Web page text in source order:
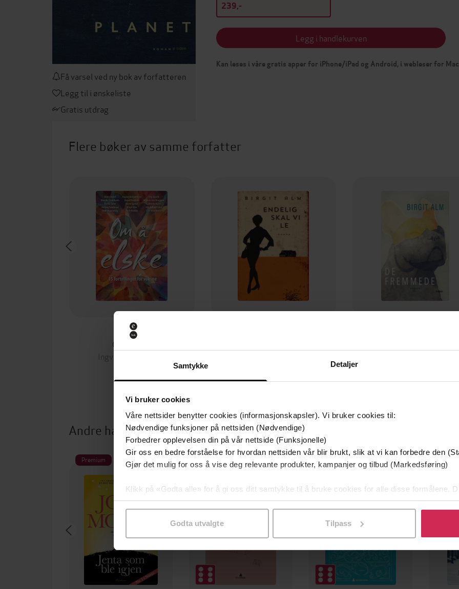
Samtykke Detaljer
Vi bruker cookies
Våre nettsider benytter cookies (informasjonskapsler). Vi bruker cookies til:
Nødvendige funksjoner på nettsiden (Nødvendige)
Forbedrer opplevelsen din på vår nettside (Funksjonelle)
Gir oss en bedre forståelse for hvordan nettsiden vår blir brukt, slik at vi kan forbedre den
Gjør det mulig for oss å vise deg relevante produkter, kampanjer og tilbud (Markedsføring)
Klikk på «Godta alle» for å gi oss ditt samtykke til å bruke cookies for alle disse formålene.
samtykke til spesifikke formål ved å klikke på «Tilpass». Du kan når som helst trekke
Godta utvalgte Tilpass
Få varsel ved ny bok av forfatteren
Legg til i ønskeliste
Gratis utdrag
239,-
Legg i handlekurven
Kan leses i våre gratis apper for iPhone/iPad og Android, i webleser for
Flere bøker av samme forfatter
249,-
Om å elske
Ingvar Ambjørnsen
Andre har også kjøpt
Premium